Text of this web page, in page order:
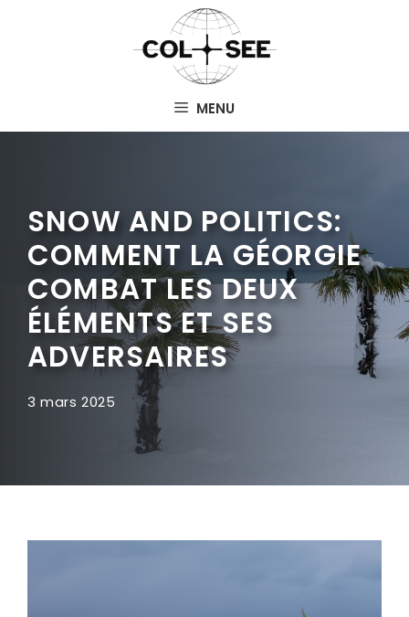
MENU
SNOW AND POLITICS:
COMMENT LA GÉORGIE
COMBAT LES DEUX
ÉLÉMENTS ET SES
ADVERSAIRES
3 mars 2025